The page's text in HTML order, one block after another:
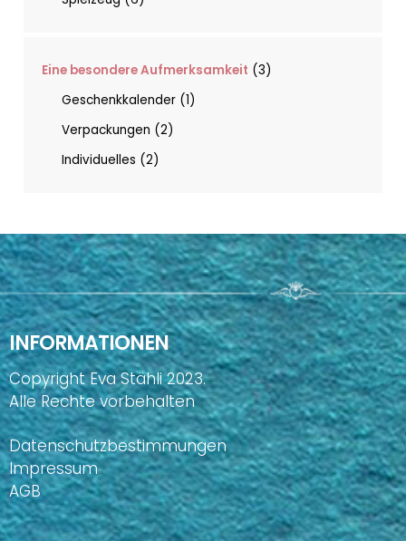
Eine besondere Aufmerksamkeit
3
Geschenkkalender 1
Verpackungen
2
Individuelles
2
INFORMATIONEN
Copyright Eva Stähli 2023.
Alle Rechte vorbehalten
Datenschutzbestimmungen
Impressum
AGB